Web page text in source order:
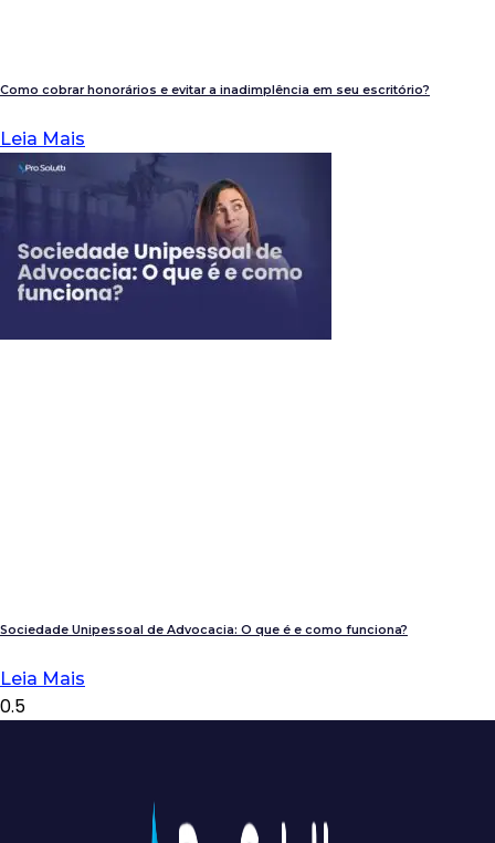
Como cobrar honorários e evitar a inadimplência em seu escritório?
Leia Mais
Sociedade Unipessoal de Advocacia: O que é e como funciona?
Leia Mais